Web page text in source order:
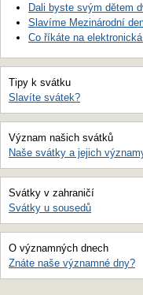
Dali byste svým dětem
Slavíme Mezinárodní
Co říkáte na
Tipy k svátku
Slavíte svátek?
Význam našich svátků
Naše svátky a jejich
Svátky v zahraničí
Svátky u sousedů
O významných dnech
Znáte naše významné dny?